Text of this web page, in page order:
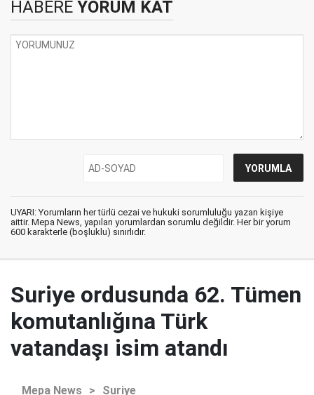
HABERE YORUM KAT
UYARI: Yorumların her türlü cezai ve hukuki sorumluluğu yazan kişiye
aittir. Mepa News, yapılan yorumlardan sorumlu değildir. Her bir yorum
600 karakterle (boşluklu) sınırlıdır.
Suriye ordusunda 62. Tümen
komutanlığına Türk
vatandaşı isim atandı
Mepa News > Suriye